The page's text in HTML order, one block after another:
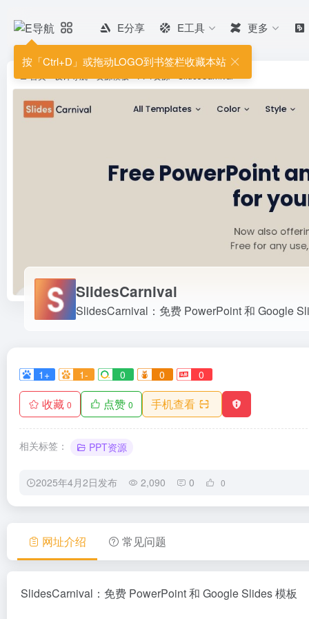
按「Ctrl+D」或拖动LOGO到书签栏收藏本站
E分享 E工具 更多
SlidesCarnival
SlidesCarnival：免费 PowerPoint 和 Google
1+ 1- 0 0 0
收藏 0 点赞 0 手机查看
相关标签： PPT资源
2025年4月2日发布 2,090 0 0
SlidesCarnival：免费
网址介绍 常见问题
SlidesCarnival：免费 PowerPoint 和 Google Slides 模板